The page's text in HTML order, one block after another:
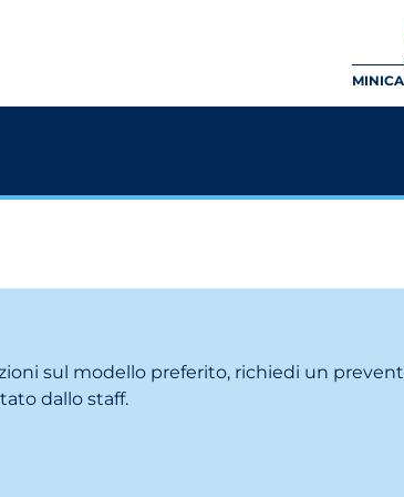
sul modello preferito, richiedi un
dallo staff.